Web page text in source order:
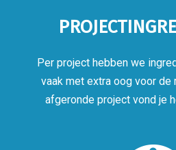
Per project hebben we
vaak met extra oog voor de
afgeronde project vond je